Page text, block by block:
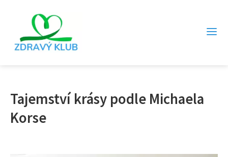
Tajemství krásy podle Michaela
Korse